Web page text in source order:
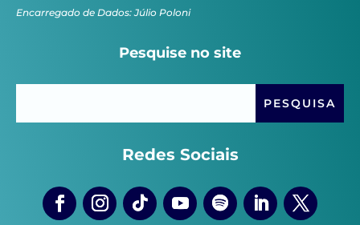
Encarregado de Dados: Júlio Poloni
Pesquise no site
Redes Sociais